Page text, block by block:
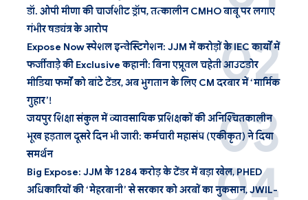
डॉ. ओपी मीणा की चार्जशीट ड्रॉप, तत्कालीन CMHO बाबू पर लगाए
गंभीर षड्यंत्र के आरोप
Expose Now स्पेशल इन्वेस्टिगेशन: JJM में करोड़ों के IEC कार्यों में
फर्जीवाड़े की Exclusive कहानी: बिना एप्रूवल चहेती आउटडोर
मीडिया फर्मों को बांटे टेंडर, अब भुगतान के लिए CM दरबार में ‘मार्मिक
गुहार’!
जयपुर शिक्षा संकुल में व्यावसायिक प्रशिक्षकों की अनिश्चितकालीन
भूख हड़ताल दूसरे दिन भी जारी: कर्मचारी महासंघ (एकीकृत) ने दिया
समर्थन
Big Expose: JJM के 1284 करोड़ के टेंडर में बड़ा खेल, PHED
अधिकारियों की ‘मेहरबानी’ से सरकार को अरबों का नुकसान, JWIL-